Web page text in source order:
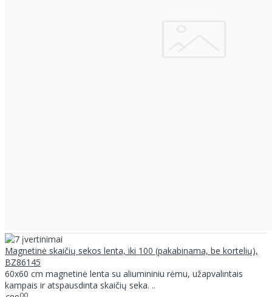
Magnetinė skaičių sekos lenta, iki 100 (pakabinama, be kortelių),
BZ86145
60x60 cm magnetinė lenta su aliumininiu rėmu, užapvalintais
kampais ir atspausdinta skaičių seka. ..